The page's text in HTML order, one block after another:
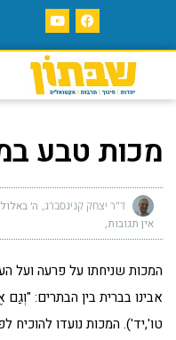
מכות טבע
ד"ר יצחק קניגסברג ה׳ באלול
אין תגובות
המכות שניחתו על פרעה ועל
אבינו בברית בין הבתרים:
טו',יד'). המכות נועדו